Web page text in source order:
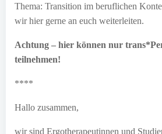
Thema: Transition im beruflichen
wir hier gerne an euch weiterleiten.
Achtung – hier können nur
teilnehmen!
****
Hallo zusammen,
wir sind Ergotherapeutinnen und